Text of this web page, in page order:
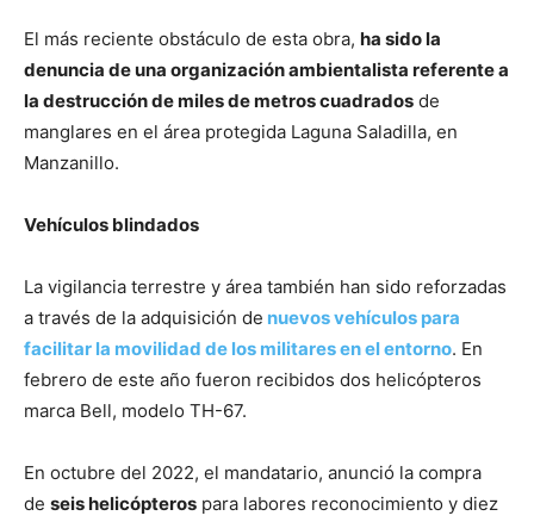
El más reciente obstáculo de esta obra, ha sido la
denuncia de una organización ambientalista referente a
la destrucción de miles de metros cuadrados de
manglares en el área protegida Laguna Saladilla, en
Manzanillo.
Vehículos blindados
La vigilancia terrestre y área también han sido reforzadas
a través de la adquisición de nuevos vehículos para
facilitar la movilidad de los militares en el entorno. En
febrero de este año fueron recibidos dos helicópteros
marca Bell, modelo TH-67.
En octubre del 2022, el mandatario, anunció la compra
de seis helicópteros para labores reconocimiento y diez